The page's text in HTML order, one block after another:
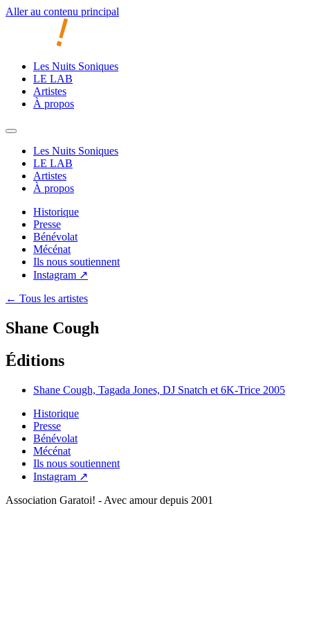
Aller au contenu principal
Les Nuits Soniques
LE LAB
Artistes
À propos
Les Nuits Soniques
LE LAB
Artistes
À propos
Historique
Presse
Bénévolat
Mécénat
Ils nous soutiennent
Instagram ↗
← Tous les artistes
Shane Cough
Éditions
Shane Cough, Tagada Jones, DJ Snatch et 6K-Trice 2005
Historique
Presse
Bénévolat
Mécénat
Ils nous soutiennent
Instagram ↗
Association Garatoi! - Avec amour depuis 2001